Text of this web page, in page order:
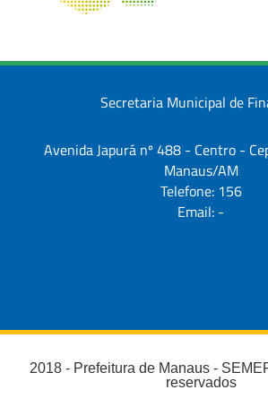
Secretaria Municipal de
Avenida Japurá nº 488 - Centro -
Manaus/AM
Telefone: 156
Email: -
2018 - Prefeitura de Manaus -
reservados